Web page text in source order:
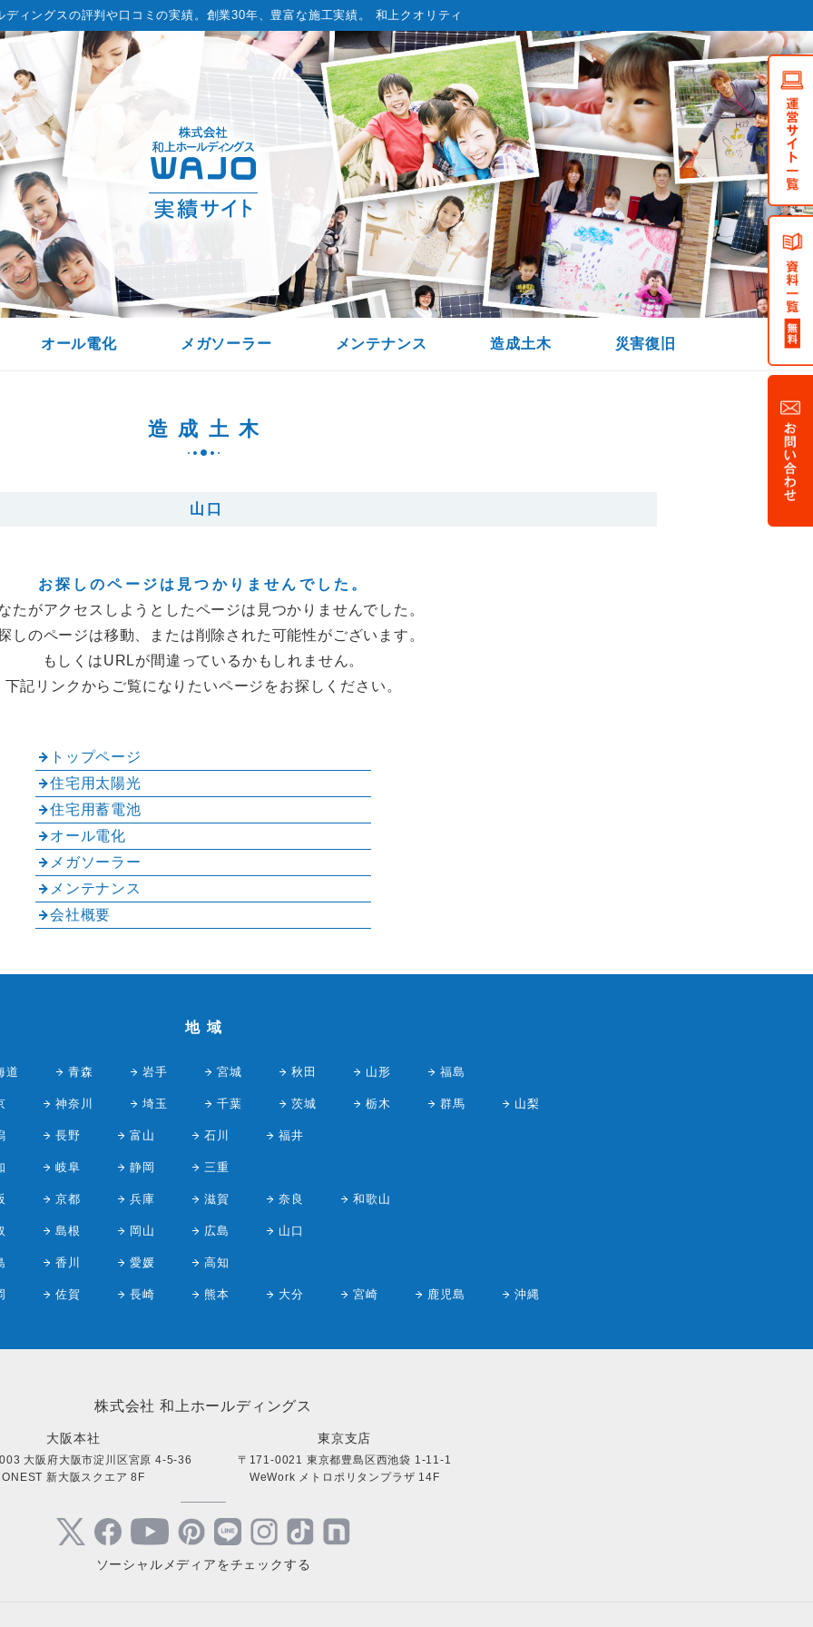
ディングスの評判や口コミの実績。 創業30年、豊富な施工実績。 和上クオリティ
オール電化 メガソーラー メンテナンス 造成土木 災害復旧
造成土木
山口
お探しのページは見つかりませんでした。
たがアクセスしようとしたページは見つかりませんでした。
しのページは移動、または削除された可能性がございます。
もしくはURLが間違っているかもしれません。
下記リンクからご覧になりたいページをお探しください。
トップページ
住宅用太陽光
住宅用蓄電池
オール電化
メガソーラー
メンテナンス
会社概要
地域
道 青森 岩手 宮城 秋田 山形 福島
神奈川 埼玉 千葉 茨城 栃木 群馬 山梨
長野 富山 石川 福井
岐阜 静岡 三重
京都 兵庫 滋賀 奈良 和歌山
島根 岡山 広島 山口
香川 愛媛 高知
佐賀 長崎 熊本 大分 宮崎 鹿児島 沖縄
株式会社 和上ホールディングス
大阪本社
大阪府大阪市淀川区宮原 4-5-36
ONEST 新大阪スクエア 8F
東京支店
〒171-0021 東京都豊島区西池袋 1-11-1
WeWork メトロポリタンプラザ 14F
ソーシャルメディアをチェックする